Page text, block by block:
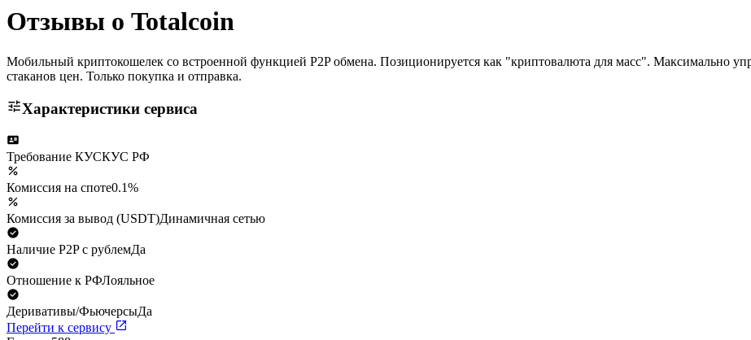
Отзывы о Totalcoin
Мобильный криптокошелек со встроенной функцией P2P обмена. Позиционируется как "криптовалюта для масс". Максимально
стаканов цен. Только покупка и отправка.
Характеристики сервиса
Требование КУСКУС РФ
Комиссия на споте0.1%
Комиссия за вывод (USDT)Динамичная сетью
Наличие P2P с рублемДа
Отношение к РФЛояльное
Деривативы/ФьючерсыДа
Перейти к сервису